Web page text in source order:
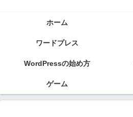
ホーム
ワードプレス
WordPressの始め方
ゲーム